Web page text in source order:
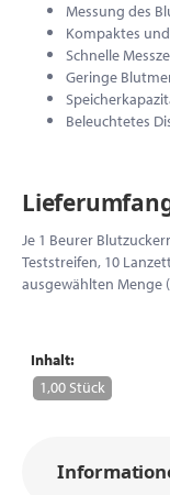
Messung des
Kompaktes
Schnelle
Geringe
Beleuchtetes
Je 1 Beurer
Teststreifen, 10
ausgewählten Menge
Inhalt:
1,00 Stück